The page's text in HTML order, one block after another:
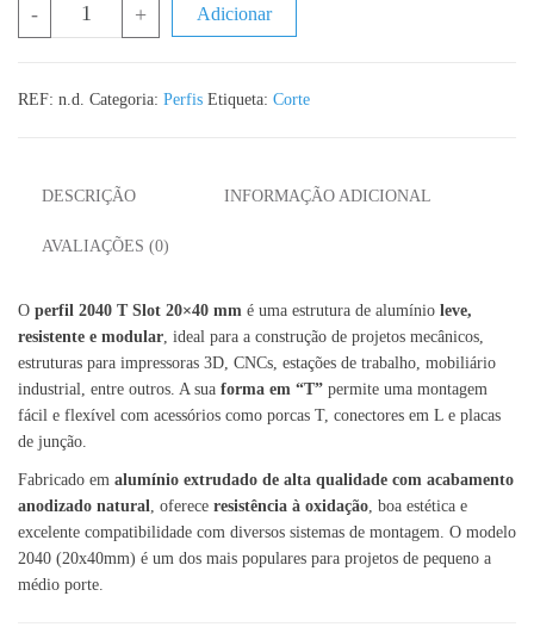
- + Adicionar
REF: n.d. Categoria: Perfis Etiqueta: Corte
DESCRIÇÃO INFORMAÇÃO ADICIONAL
AVALIAÇÕES (0)
O perfil 2040 T Slot 20×40 mm é uma estrutura de alumínio leve,
resistente e modular, ideal para a construção de projetos mecânicos,
estruturas para impressoras 3D, CNCs, estações de trabalho, mobiliário
industrial, entre outros. A sua forma em “T” permite uma montagem
fácil e flexível com acessórios como porcas T, conectores em L e placas
de junção.
Fabricado em alumínio extrudado de alta qualidade com acabamento
anodizado natural, oferece resistência à oxidação, boa estética e
excelente compatibilidade com diversos sistemas de montagem. O modelo
2040 (20x40mm) é um dos mais populares para projetos de pequeno a
médio porte.